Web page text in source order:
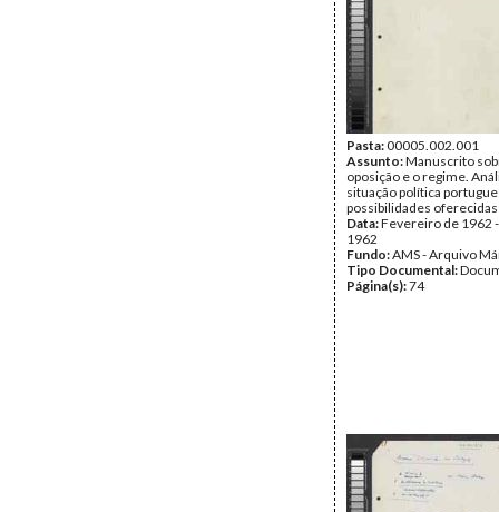
Pasta:00005.002.001
Assunto:Manuscrito
oposição e o regime.
situação política
possibilidades oferecidas
Data:Fevereiro de 1962
1962
Fundo:AMS - Arquivo
Tipo Documental:
Página(s):74